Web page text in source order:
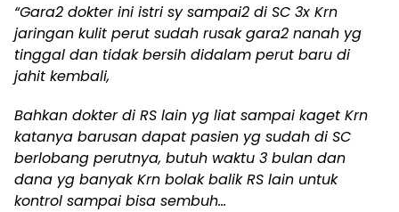
“Gara2 dokter ini istri sy sampai2 di SC 3x Krn
jaringan kulit perut sudah rusak gara2 nanah yg
tinggal dan tidak bersih didalam perut baru di
jahit kembali,
Bahkan dokter di RS lain yg liat sampai kaget Krn
katanya barusan dapat pasien yg sudah di SC
berlobang perutnya, butuh waktu 3 bulan dan
dana yg banyak Krn bolak balik RS lain untuk
kontrol sampai bisa sembuh…